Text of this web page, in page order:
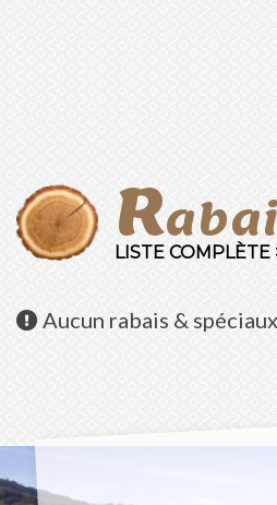
R
LISTE COMPLÈTE
Aucunrabais &